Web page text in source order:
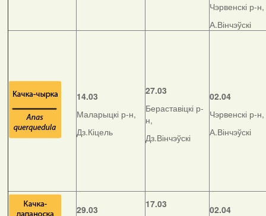
Чэрвенскі р-н,
А.Вінчэўскі
14.03
Маларыцкі р-н,
Дз.Кіцель
27.03
Бераставіцкі р-
н,
Дз.Вінчэўскі
02.04
Чэрвенскі р-н,
А.Вінчэўскі
29.03
17.03
02.04